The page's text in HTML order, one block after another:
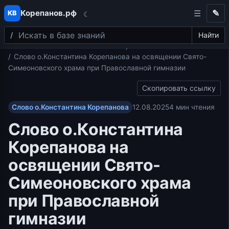
Перейти к содержимому
КВ Корепанов.рф ☾
Поиск Найти
✎
Главная
Слово о.Константина Корепанова
Слово о.Константина Корепанова на освящении Свято-
Симеоновского храма при Православной гимназии
Скопировать ссылку
Слово о.Константина Корепанова 12.08.20254 мин чтения
Слово о.Константина
Корепанова на
освящении Свято-
Симеоновского храма
при Православной
гимназии